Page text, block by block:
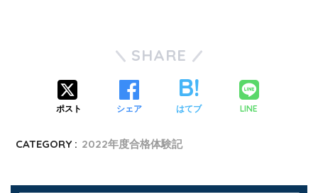
SHARE
ポスト シェア はてブ LINE
CATEGORY : 2022年度合格体験記